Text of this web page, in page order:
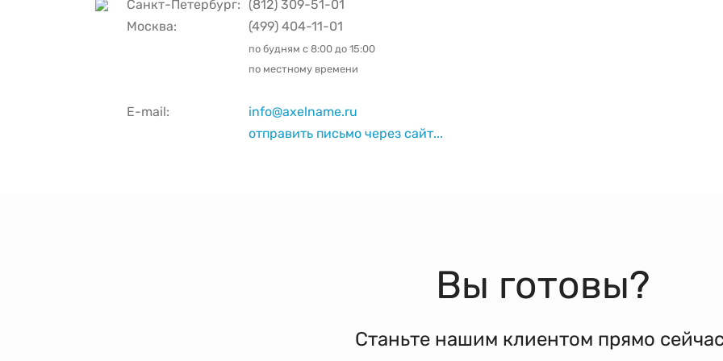
Санкт-Петербург:
(812) 309-51-01
Москва:
(499) 404-11-01
по будням с 8:00 до 15:00
по местному времени
E-mail:
info@axelname.ru
отправить письмо через сайт...
Вы готовы?
Станьте нашим клиентом прямо